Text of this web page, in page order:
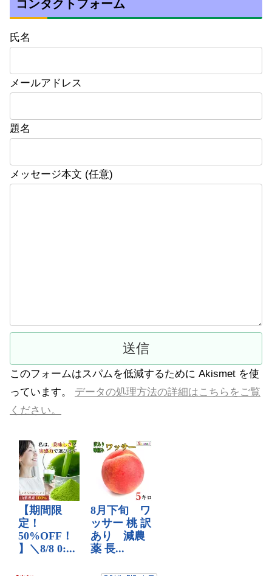
コンタクトフォーム
氏名
メールアドレス
題名
メッセージ本文 (任意)
このフォームはスパムを低減するために Akismet を使
っています。 データの処理方法の詳細はこちらをご覧
ください。